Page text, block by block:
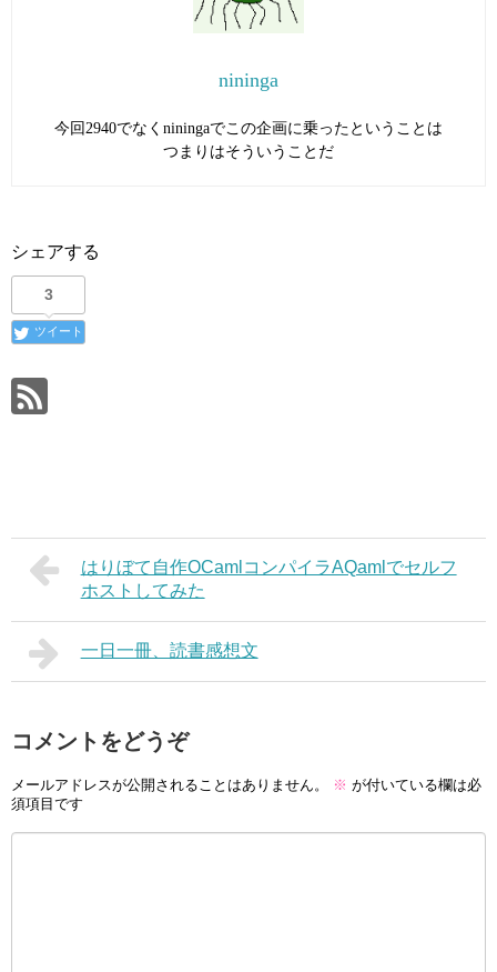
nininga
今回2940でなくniningaでこの企画に乗ったということは
つまりはそういうことだ
シェアする
3
ツイート
はりぼて自作OCamlコンパイラAQamlでセルフ
ホストしてみた
一日一冊、読書感想文
コメントをどうぞ
メールアドレスが公開されることはありません。 ※ が付いている欄は必
須項目です